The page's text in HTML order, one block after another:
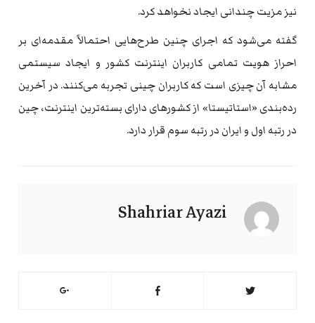
نیز مزیت چندانی ایجاد نخواهد کرد.
گفته می‌شود که اجرای چنین طرح‌هایی احتمالاً مقدمه‌ای بر
احراز هویت تمامی کاربران اینترنت کشور و ایجاد سیستمی
مشابه آن چیزی است که کاربران چینی تجربه می‌کنند. در آخرین
رده‌بندی «استاتیستا» از کشورهای دارای بسته‌ترین اینترنت، چین
در رتبه اول و ایران در رتبه سوم قرار دارد.
Shahriar Ayazi